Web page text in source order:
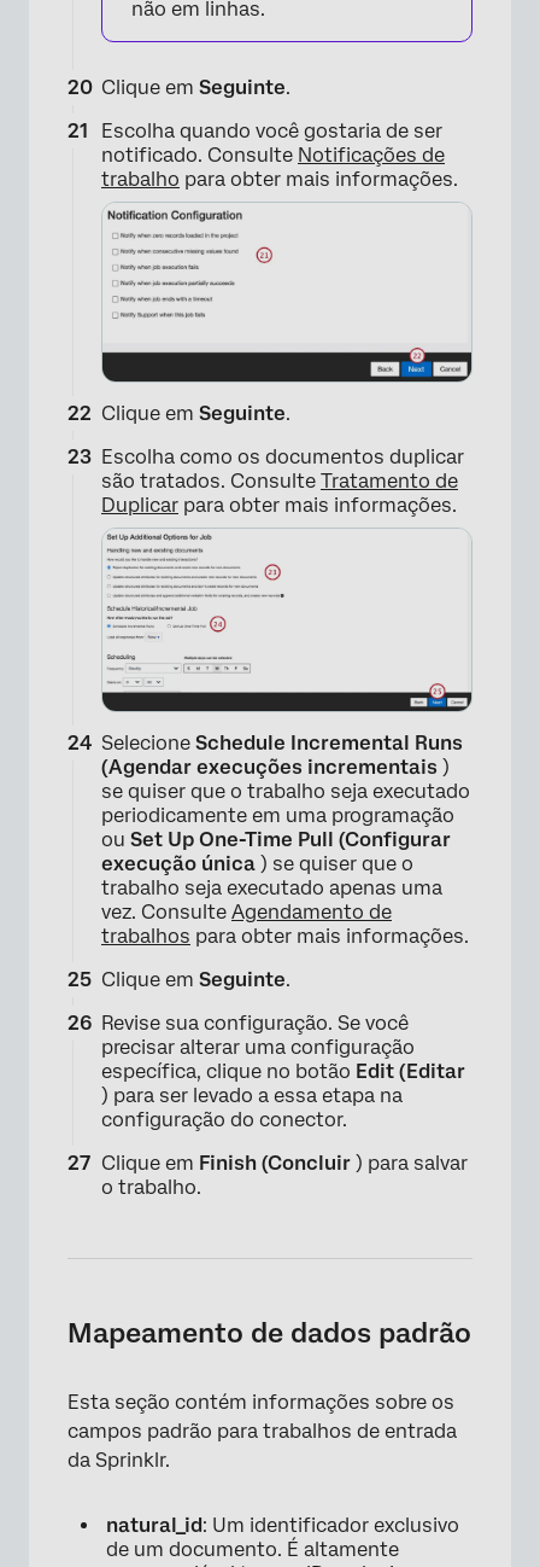
×
não em linhas.
Clique em Seguinte.
Escolha quando você gostaria de ser
notificado. Consulte Notificações de
trabalho para obter mais informações.
Clique em Seguinte.
Escolha como os documentos duplicar
são tratados. Consulte Tratamento de
Duplicar para obter mais informações.
×
Selecione Schedule Incremental Runs
(Agendar execuções incrementais )
se quiser que o trabalho seja executado
periodicamente em uma programação
ou Set Up One-Time Pull (Configurar
execução única ) se quiser que o
trabalho seja executado apenas uma
vez. Consulte Agendamento de
trabalhos para obter mais informações.
Clique em Seguinte.
Revise sua configuração. Se você
precisar alterar uma configuração
específica, clique no botão Edit (Editar
) para ser levado a essa etapa na
configuração do conector.
Clique em Finish (Concluir ) para salvar
o trabalho.
Mapeamento de dados padrão
Esta seção contém informações sobre os
campos padrão para trabalhos de entrada
da Sprinklr.
natural_id: Um identificador exclusivo
de um documento. É altamente